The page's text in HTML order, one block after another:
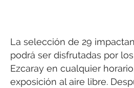
La selección de 29
podrá ser disfrutadas por
Ezcaray en cualquier
exposición al aire libre.